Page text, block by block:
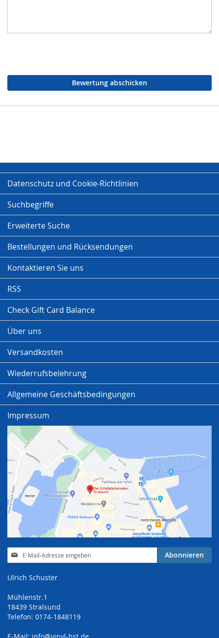
Bewertung abschicken
Datenschutz und Cookie-Richtlinien
Suchbegriffe
Erweiterte Suche
Bestellungen und Rücksendungen
Kontaktieren Sie uns
RSS
Check Gift Card Balance
Über uns
Versandkosten
Wiederrufsbelehrung
Allgemeine Geschäftsbedingungen
Impressum
Anmeldung
zum
Abonnieren
Ulrich Schuster
Mühlenstr.1
18439 Stralsund
Telefon: 0174-1848119